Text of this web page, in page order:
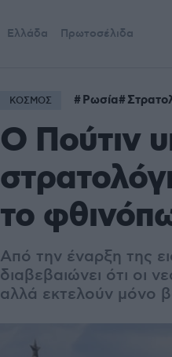
Ελλάδα Πρωτοσέλιδα
ΚΟΣΜΟΣ Ρωσία
Ο Πούτιν
το
Από την έναρξη της
διαβεβαιώνει ότι οι
αλλά εκτελούν μόνο